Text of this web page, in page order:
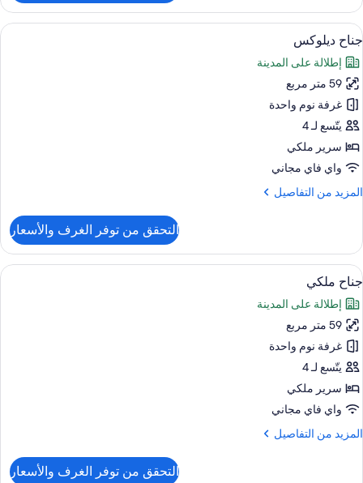
جناح
جونيور
استعراض
جميع
صور
جناح
ديلوكس
ميني بار وخزنة داخل الغرفة ومكتب
5
جناح ديلوكس
إطلالة على المدينة
59 متر مربع
غرفة نوم واحدة
يتّسع لـ 4
سرير ملكي
واي فاي مجاني
المزيد من التفاصيل
المزيد
جناح
ديلوكس
التحقق من توفر الغرف والأسعار
استعراض
جميع
صور
جناح
ملكي
ميني بار وخزنة داخل الغرفة ومكتب
6
جناح ملكي
إطلالة على المدينة
59 متر مربع
غرفة نوم واحدة
يتّسع لـ 4
سرير ملكي
واي فاي مجاني
المزيد من التفاصيل
المزيد
التحقق من توفر الغرف والأسعار